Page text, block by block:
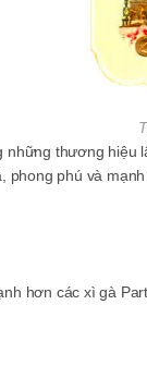
những thương hiệu
phong phú và
hơn các xì gà